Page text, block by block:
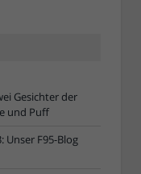
Gesichter der
und Puff
Unser F95-Blog